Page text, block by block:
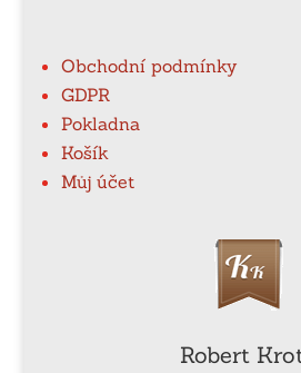
Obchodní podmínky
GDPR
Pokladna
Košík
Můj účet
Robert